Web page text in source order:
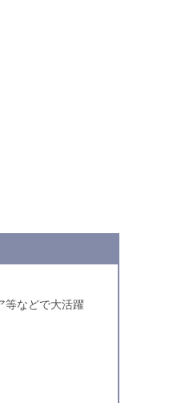
等などで大活躍